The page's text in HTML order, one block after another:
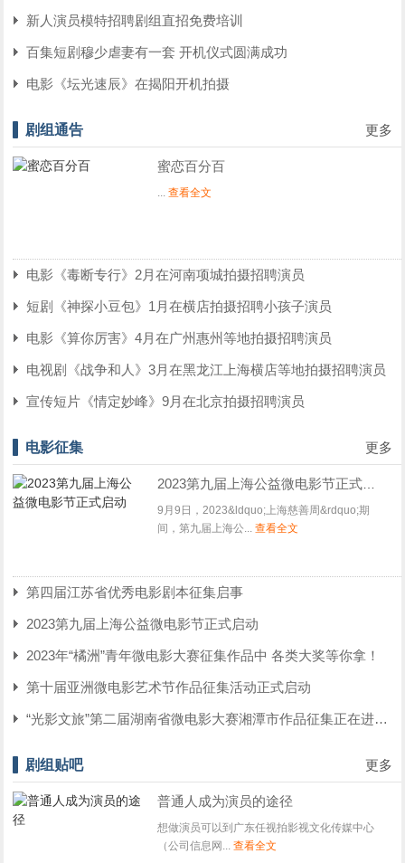
新人演员模特招聘剧组直招免费培训
百集短剧穆少虐妻有一套 开机仪式圆满成功
电影《坛光速辰》在揭阳开机拍摄
剧组通告 更多
蜜恋百分百
...查看全文
电影《毒断专行》2月在河南项城拍摄招聘演员
短剧《神探小豆包》1月在横店拍摄招聘小孩子演员
电影《算你厉害》4月在广州惠州等地拍摄招聘演员
电视剧《战争和人》3月在黑龙江上海横店等地拍摄招聘演员
宣传短片《情定妙峰》9月在北京拍摄招聘演员
电影征集 更多
9月9日，2023&ldquo;上海慈善周&rdquo;期
间，第九届上海公...查看全文
第四届江苏省优秀电影剧本征集启事
2023第九届上海公益微电影节正式启动
2023年“橘洲”青年微电影大赛征集作品中 各类大奖等你拿！
第十届亚洲微电影艺术节作品征集活动正式启动
“光影文旅”第二届湖南省微电影大赛湘潭市作品征集正在进行中
剧组贴吧 更多
普通人成为演员的途径
想做演员可以到广东任视拍影视文化传媒中心
（公司信息网...查看全文